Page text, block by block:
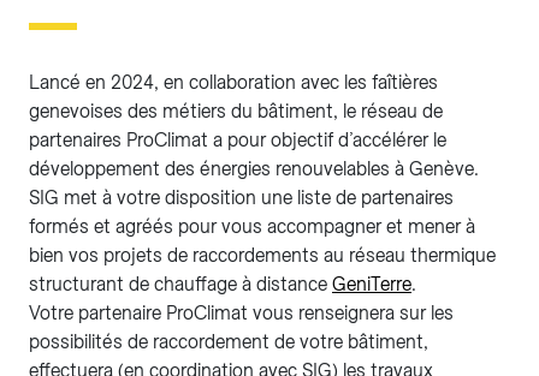
Lancé en 2024, en collaboration avec les faîtières
genevoises des métiers du bâtiment, le réseau de
partenaires ProClimat a pour objectif d’accélérer le
développement des énergies renouvelables à Genève.
SIG met à votre disposition une liste de partenaires
formés et agréés pour vous accompagner et mener à
bien vos projets de raccordements au réseau thermique
structurant de chauffage à distance GeniTerre.
Votre partenaire ProClimat vous renseignera sur les
possibilités de raccordement de votre bâtiment,
effectuera (en coordination avec SIG) les travaux